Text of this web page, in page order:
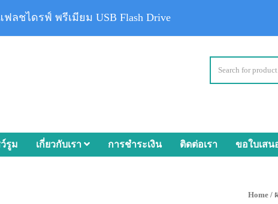
รูม เกี่ยวกับเรา การชำระเงิน ติดต่อเรา ขอใบเสน
Home /
ฟลชไดรฟ์ พรีเมียม USB Flash Drive